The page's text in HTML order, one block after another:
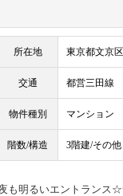
所在地 東京都文京
交通 都営三田線
物件種別 マンション
階数/構造 3階建/その他
も明るいエントラン